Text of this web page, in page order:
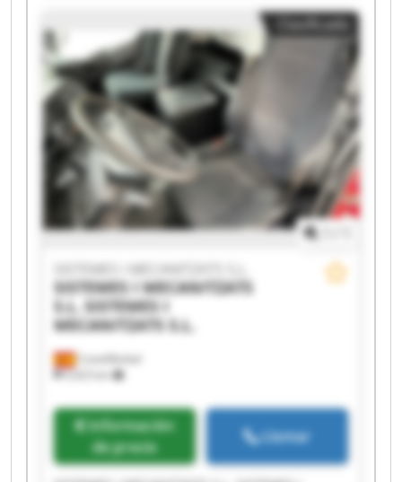
SISTEMES I MECANITZATS S.L. SISTEMES I
MECANITZATS S.L. SISTEMES I MECANITZATS S.L.
SISTEMES I MECANITZATS S.L. SISTEMES I
MECANITZATS S.L. SISTEMES I MECANITZATS S.L.
SISTEMES I MECANITZATS S.L. SISTEMES I
MECANITZATS S.L. SISTEMES I MECANITZATS S.L.
SISTEMES I MECANITZATS S.L. SISTEMES I
MECANITZATS S.L. SISTEMES I MECANITZATS S.L.
SISTEMES I MECANITZATS S.L. SISTEMES I
MECANITZATS S.L.
Castellbisbal
9,423 km
SISTEMES I MECANITZATS S.L.
SISTEMES I MECANITZATS
S.L. SISTEMES I
MECANITZATS S.L.
Información
de precio
Llamar